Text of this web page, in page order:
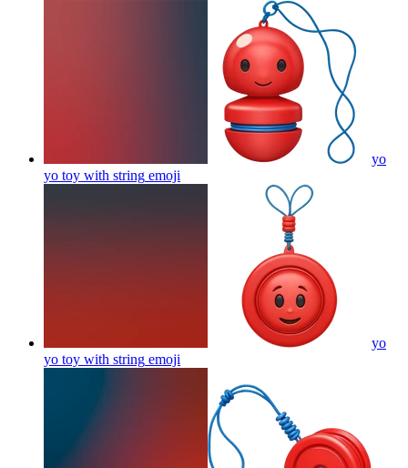
yo
yo toy with string emoji
yo
yo toy with string emoji